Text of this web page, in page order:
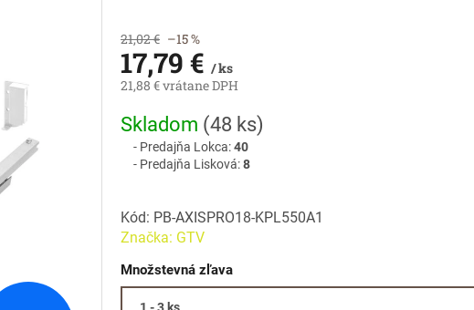
21,02 € –15 %
17,79 € / ks
21,88 € vrátane DPH
Jednotková
cena:
Skladom (48 ks)
Predajňa Lokca:40
Predajňa Lisková:8
Kód: PB-AXISPRO18-KPL550A1
Značka: GTV
Množstevná zľava
1 - 3 ks